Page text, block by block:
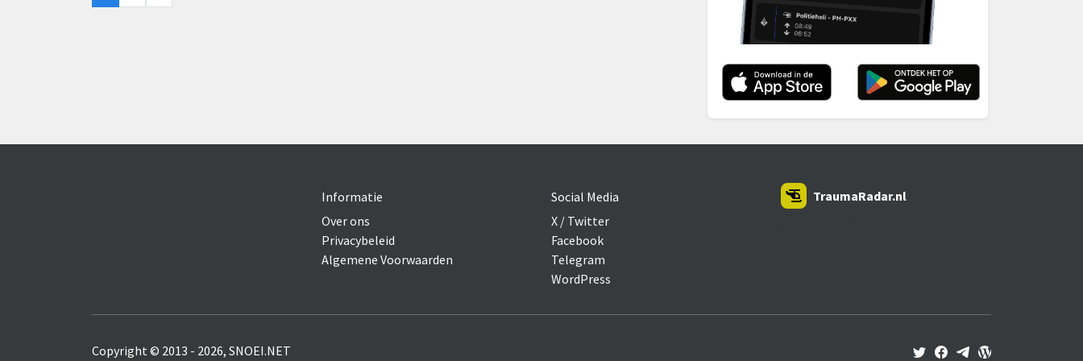
Informatie
Over ons
Privacybeleid
Algemene Voorwaarden
Social Media
X / Twitter
Facebook
Telegram
WordPress
TraumaRadar.nl
Copyright © 2013 - 2026, SNOEI.NET